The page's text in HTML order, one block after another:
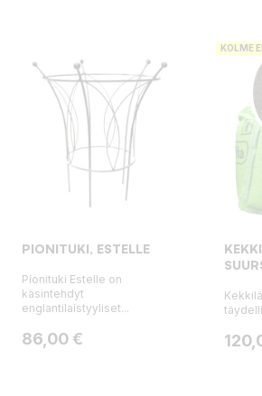
PIONITUKI, ESTELLE
Pionituki Estelle on
käsintehdyt
englantilaistyyliset...
Hinta
86,00 €
KOLME
Hinta